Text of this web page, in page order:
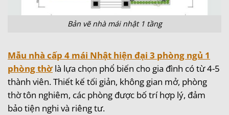
Bản vẽ nhà mái nhật 1 tầng
Mẫu nhà cấp 4 mái Nhật hiện đại 3 phòng ngủ 1
phòng thờlà lựa chọn phổ biến cho gia đình có từ 4-5
thành viên. Thiết kế tối giản, không gian mở, phòng
thờ tôn nghiêm, các phòng được bố trí hợp lý, đảm
bảo tiện nghi và riêng tư.